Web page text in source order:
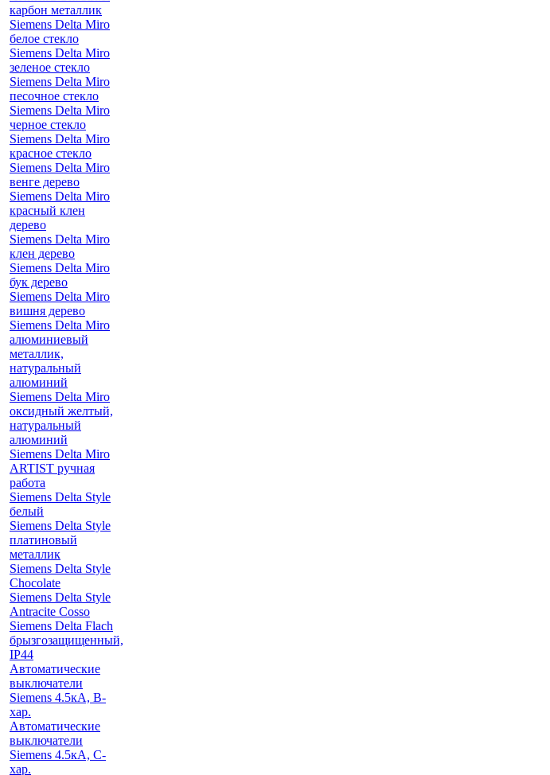
карбон металлик
Siemens Delta Miro
белое стекло
Siemens Delta Miro
зеленое стекло
Siemens Delta Miro
песочное стекло
Siemens Delta Miro
черное стекло
Siemens Delta Miro
красное стекло
Siemens Delta Miro
венге дерево
Siemens Delta Miro
красный клен
дерево
Siemens Delta Miro
клен дерево
Siemens Delta Miro
бук дерево
Siemens Delta Miro
вишня дерево
Siemens Delta Miro
алюминиевый
металлик,
натуральный
алюминий
Siemens Delta Miro
оксидный желтый,
натуральный
алюминий
Siemens Delta Miro
ARTIST ручная
работа
Siemens Delta Style
белый
Siemens Delta Style
платиновый
металлик
Siemens Delta Style
Chocolate
Siemens Delta Style
Antracite Cosso
Siemens Delta Flach
брызгозащищенный,
IP44
Автоматические
выключатели
Siemens 4.5кА, B-
хар.
Автоматические
выключатели
Siemens 4.5кА, C-
хар.